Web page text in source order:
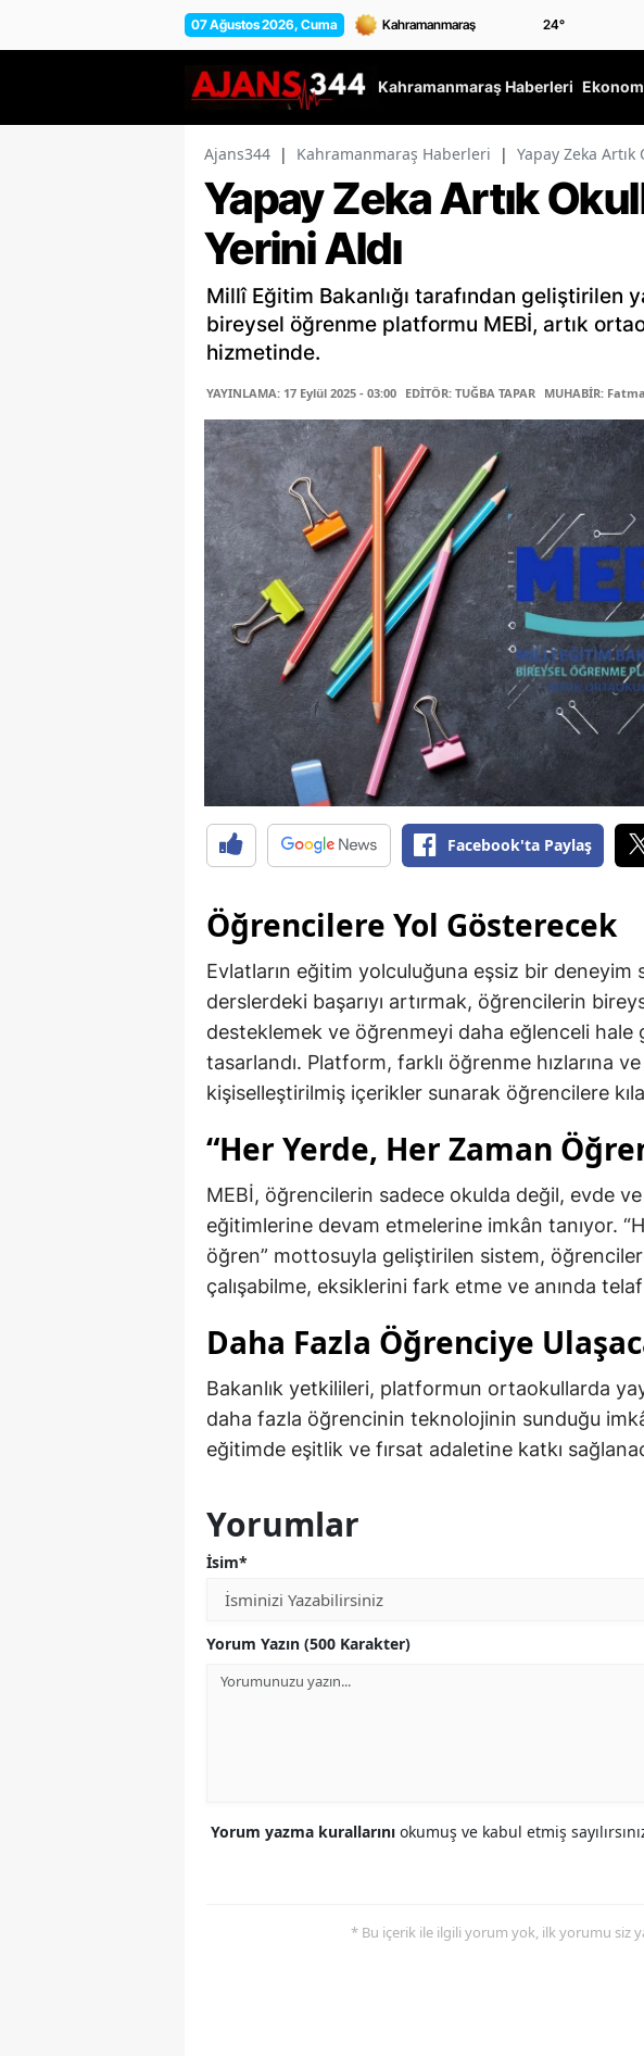
07 Ağustos 2026, Cuma 24°
Kahramanmaraş Haberleri
Ajans344 | Kahramanmaraş Haberleri | Yapay Zeka
Yapay Zeka Artık
Yerini Aldı
Millî Eğitim Bakanlığı tarafından geliştirilen
bireysel öğrenme platformu MEBİ, artık
hizmetinde.
YAYINLAMA: 17 Eylül 2025 - 03:00 EDİTÖR: TUĞBA TAPAR MUHABİR:
Facebook'ta Paylaş
Öğrencilere Yol Gösterecek
Evlatların eğitim yolculuğuna eşsiz bir deneyim
derslerdeki başarıyı artırmak, öğrencilerin
desteklemek ve öğrenmeyi daha eğlenceli hale
tasarlandı. Platform, farklı öğrenme hızlarına
kişiselleştirilmiş içerikler sunarak öğrencilere
“Her Yerde, Her Zaman
MEBİ, öğrencilerin sadece okulda değil, evde
eğitimlerine devam etmelerine imkân tanıyor.
öğren” mottosuyla geliştirilen sistem,
çalışabilme, eksiklerini fark etme ve anında
Daha Fazla Öğrenciye
Bakanlık yetkilileri, platformun ortaokullarda
daha fazla öğrencinin teknolojinin sunduğu
eğitimde eşitlik ve fırsat adaletine katkı
Yorumlar
İsim*
Yorum Yazın (500 Karakter)
Yorum yazma kurallarını okumuş ve kabul etmiş
* Bu içerik ile ilgili yorum yok, ilk yorumu siz